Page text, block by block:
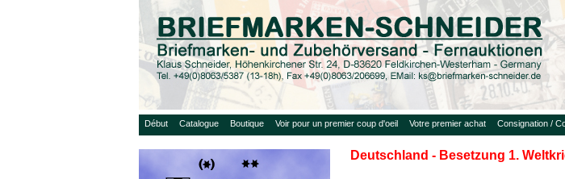
Début Catalogue Boutique Voir pour un premier coup d'oeil Votre premier achat Consignation /
Deutschland - Besetzung 1.